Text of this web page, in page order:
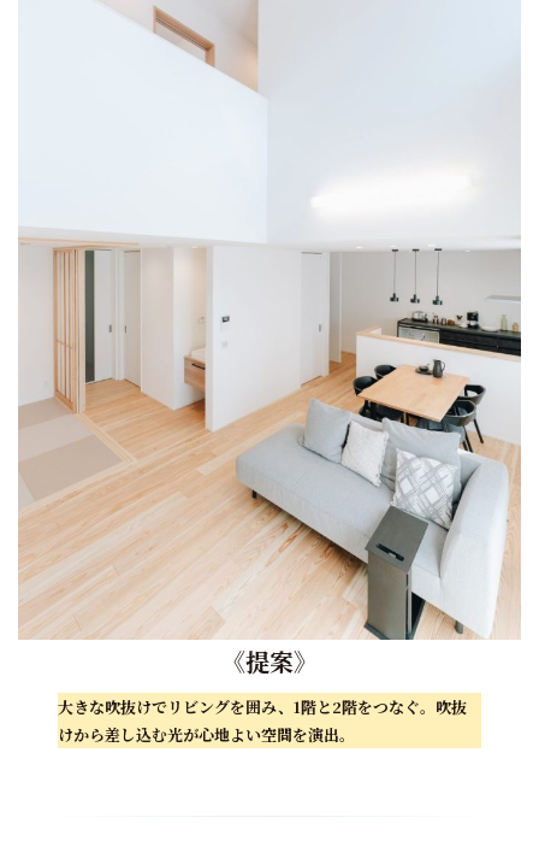
《提案》
大きな吹抜けでリビングを囲み、1階と2階をつなぐ。 吹抜
けから差し込む光が心地よい空間を演出。